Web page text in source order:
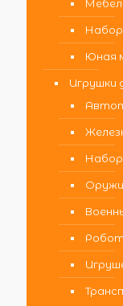
Юная
Игрушки